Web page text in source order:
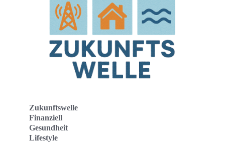
Zukunftswelle
Finanziell
Gesundheit
Lifestyle